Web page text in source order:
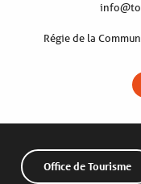
Régie de la
Office de Tourisme